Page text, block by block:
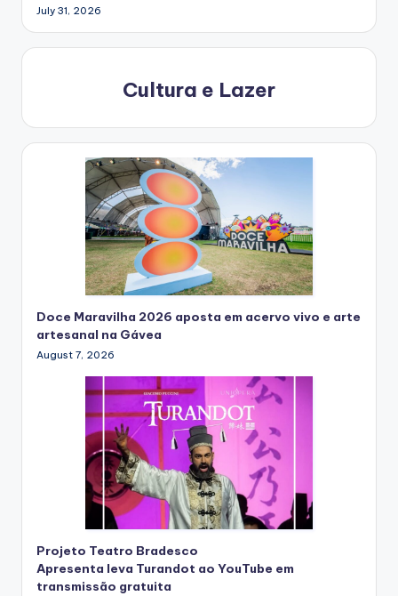
July 31, 2026
Cultura e Lazer
Doce Maravilha 2026 aposta em acervo vivo e arte
artesanal na Gávea
August 7, 2026
Projeto Teatro Bradesco
Apresenta leva Turandot ao YouTube em
transmissão gratuita